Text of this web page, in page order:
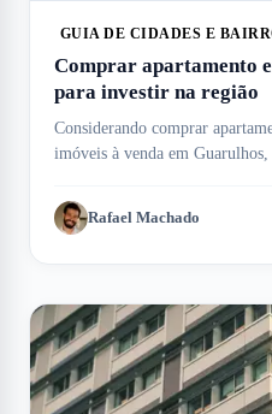
GUIA DE CIDADES E
Comprar apartamento
para investir na região
Considerando comprar
imóveis à venda em Guarulhos,
Rafael Machado